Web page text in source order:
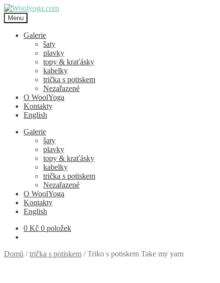
Přeskočit
na
navigaci
Přejít
k
obsahu
webu
Menu
Galerie
šaty
plavky
topy & kraťásky
kabelky
trička s potiskem
Nezařazené
O WoolYoga
Kontakty
English
Galerie
šaty
plavky
topy & kraťásky
kabelky
trička s potiskem
Nezařazené
O WoolYoga
Kontakty
English
0 Kč 0 položek
Domů /trička s potiskem /Triko s potiskem Take my yarn